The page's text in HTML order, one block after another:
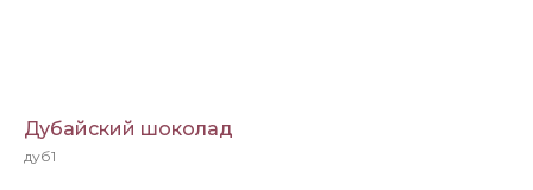
Дубайский шоколад
дуб1